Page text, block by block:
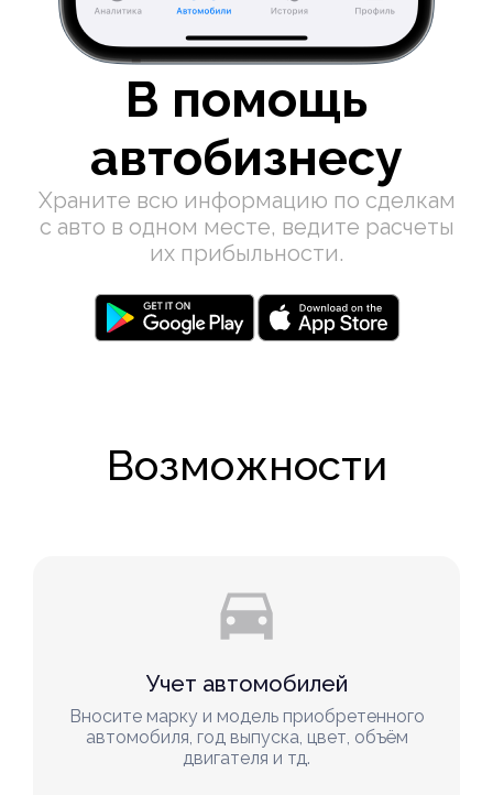
В помощь
автобизнесу
Храните всю информацию по сделкам
с авто в одном месте, ведите расчеты
их прибыльности.
Возможности
Учет автомобилей
Вносите марку и модель приобретенного
автомобиля, год выпуска, цвет, объём
двигателя и тд.